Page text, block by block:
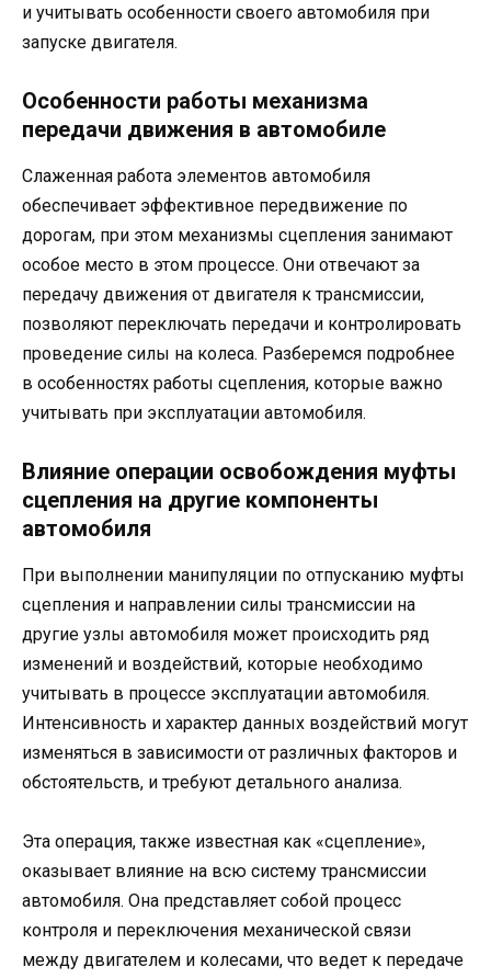
и учитывать особенности своего автомобиля при
запуске двигателя.
Особенности работы механизма
передачи движения в автомобиле
Слаженная работа элементов автомобиля
обеспечивает эффективное передвижение по
дорогам, при этом механизмы сцепления занимают
особое место в этом процессе. Они отвечают за
передачу движения от двигателя к трансмиссии,
позволяют переключать передачи и контролировать
проведение силы на колеса. Разберемся подробнее
в особенностях работы сцепления, которые важно
учитывать при эксплуатации автомобиля.
Влияние операции освобождения муфты
сцепления на другие компоненты
автомобиля
При выполнении манипуляции по отпусканию муфты
сцепления и направлении силы трансмиссии на
другие узлы автомобиля может происходить ряд
изменений и воздействий, которые необходимо
учитывать в процессе эксплуатации автомобиля.
Интенсивность и характер данных воздействий могут
изменяться в зависимости от различных факторов и
обстоятельств, и требуют детального анализа.
Эта операция, также известная как «сцепление»,
оказывает влияние на всю систему трансмиссии
автомобиля. Она представляет собой процесс
контроля и переключения механической связи
между двигателем и колесами, что ведет к передаче